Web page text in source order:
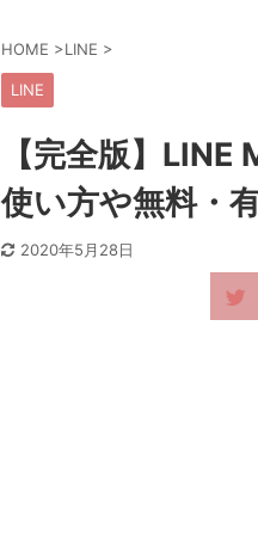
HOME >LINE >
LINE
【完全版】
使い方や無料・
2020年5月28日